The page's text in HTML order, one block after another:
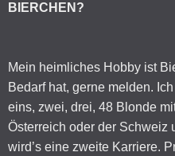
BIERCHEN?
Mein heimliches Hobby ist
Bedarf hat, gerne melden.
eins, zwei, drei, 48 Blonde
Österreich oder der Schweiz
wird’s eine zweite Karriere.